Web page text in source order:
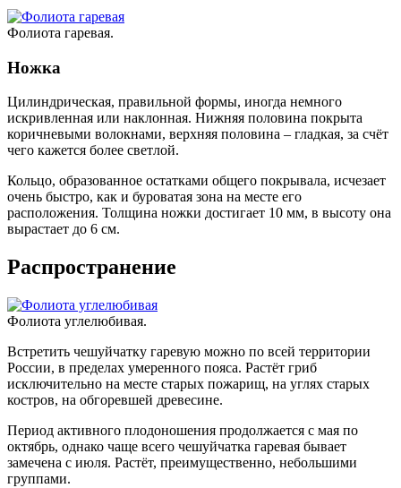
Фолиота гаревая.
Ножка
Цилиндрическая, правильной формы, иногда немного
искривленная или наклонная. Нижняя половина покрыта
коричневыми волокнами, верхняя половина – гладкая, за счёт
чего кажется более светлой.
Кольцо, образованное остатками общего покрывала, исчезает
очень быстро, как и буроватая зона на месте его
расположения. Толщина ножки достигает 10 мм, в высоту она
вырастает до 6 см.
Распространение
Фолиота углелюбивая.
Встретить чешуйчатку гаревую можно по всей территории
России, в пределах умеренного пояса. Растёт гриб
исключительно на месте старых пожарищ, на углях старых
костров, на обгоревшей древесине.
Период активного плодоношения продолжается с мая по
октябрь, однако чаще всего чешуйчатка гаревая бывает
замечена с июля. Растёт, преимущественно, небольшими
группами.